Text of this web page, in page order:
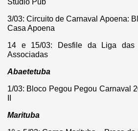
3/03: Circuito de Carnaval Apoena:
Casa Apoena
14 e 15/03: Desfile da Liga das
Associadas
Abaetetuba
1/03: Bloco Pegou Pegou Carnaval
Marituba